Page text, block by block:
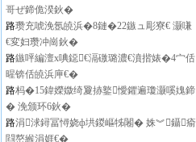
哥ぜ鍗佹湀鈥�
路瓒充唬浼氬皢浜�8鏈�22鏃ュ彫寮€ 灏嗛
€変妇瓒冲崗鈥�
路鏃呯編澶х唺鐚€滆礉璐濃€濆揩婊�4宀佸
暒锛佸皢浜庘€�
路杩�15鍏嬫媺绮夐捇鐜懓鑺遍瓊灏嗘媿鍗
� 浼颁环6鈥�
路涓浗鐞冨憳娆ф垬鍐嶇牬闂� 姝︾鑷瘉
閰嶅緱涓娾€�